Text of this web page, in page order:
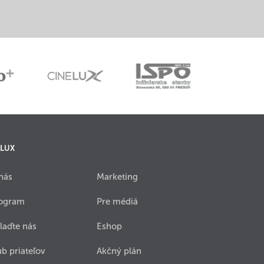
nás
priateľov
Marketing
Pre médiá
Eshop
Akčný plán